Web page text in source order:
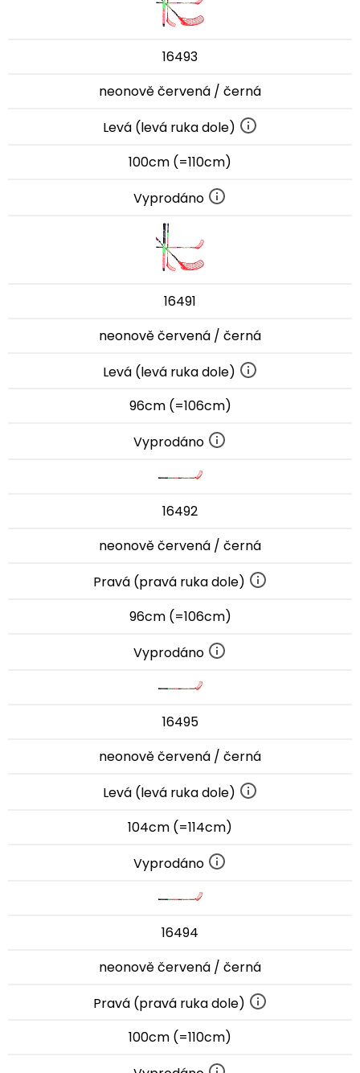
16493
neonově červená / černá
Levá (levá ruka dole)
100cm (=110cm)
Vyprodáno
16491
neonově červená / černá
Levá (levá ruka dole)
96cm (=106cm)
Vyprodáno
16492
neonově červená / černá
Pravá (pravá ruka dole)
96cm (=106cm)
Vyprodáno
16495
neonově červená / černá
Levá (levá ruka dole)
104cm (=114cm)
Vyprodáno
16494
neonově červená / černá
Pravá (pravá ruka dole)
100cm (=110cm)